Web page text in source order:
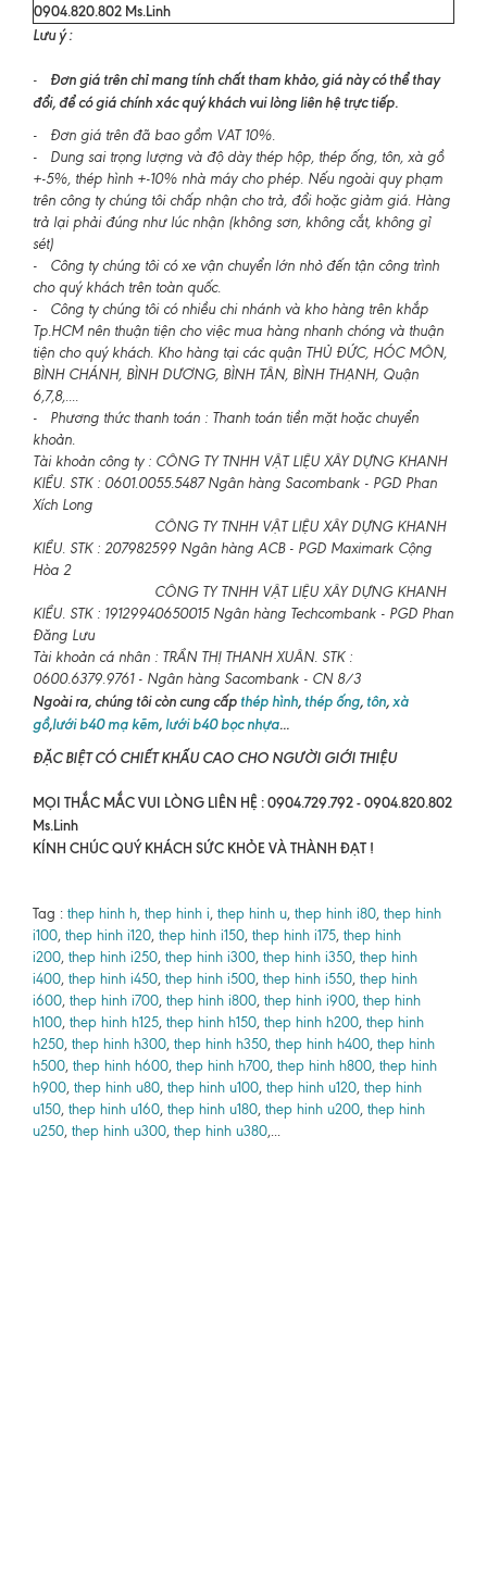
0904.820.802 Ms.Linh
Lưu ý :
- Đơn giá trên chỉ mang tính chất tham khảo, giá này có thể thay
đổi, để có giá chính xác quý khách vui lòng liên hệ trực tiếp.
- Đơn giá trên đã bao gồm VAT 10%.
- Dung sai trọng lượng và độ dày thép hộp, thép ống, tôn, xà gồ
+-5%, thép hình +-10% nhà máy cho phép. Nếu ngoài quy phạm
trên công ty chúng tôi chấp nhận cho trả, đổi hoặc giảm giá. Hàng
trả lại phải đúng như lúc nhận (không sơn, không cắt, không gỉ
sét)
- Công ty chúng tôi có xe vận chuyển lớn nhỏ đến tận công trình
cho quý khách trên toàn quốc.
- Công ty chúng tôi có nhiều chi nhánh và kho hàng trên khắp
Tp.HCM nên thuận tiện cho việc mua hàng nhanh chóng và thuận
tiện cho quý khách. Kho hàng tại các quận THỦ ĐỨC, HÓC MÔN,
BÌNH CHÁNH, BÌNH DƯƠNG, BÌNH TÂN, BÌNH THẠNH, Quận
6,7,8,....
- Phương thức thanh toán : Thanh toán tiền mặt hoặc chuyển
khoản.
Tài khoản công ty : CÔNG TY TNHH VẬT LIỆU XÂY DỰNG KHANH
KIỀU. STK : 0601.0055.5487 Ngân hàng Sacombank - PGD Phan
Xích Long
CÔNG TY TNHH VẬT LIỆU XÂY DỰNG KHANH
KIỀU. STK : 207982599 Ngân hàng ACB - PGD Maximark Cộng
Hòa 2
CÔNG TY TNHH VẬT LIỆU XÂY DỰNG KHANH
KIỀU. STK : 19129940650015 Ngân hàng Techcombank - PGD Phan
Đăng Lưu
Tài khoản cá nhân : TRẦN THỊ THANH XUÂN. STK :
0600.6379.9761 - Ngân hàng Sacombank - CN 8/3
Ngoài ra, chúng tôi còn cung cấp thép hình, thép ống, tôn, xà
gồ,lưới b40 mạ kẽm, lưới b40 bọc nhựa...
ĐẶC BIỆT CÓ CHIẾT KHẤU CAO CHO NGƯỜI GIỚI THIỆU
MỌI THẮC MẮC VUI LÒNG LIÊN HỆ : 0904.729.792 - 0904.820.802
Ms.Linh
KÍNH CHÚC QUÝ KHÁCH SỨC KHỎE VÀ THÀNH ĐẠT !
Tag : thep hinh h, thep hinh i, thep hinh u, thep hinh i80, thep hinh
i100, thep hinh i120, thep hinh i150, thep hinh i175, thep hinh
i200, thep hinh i250, thep hinh i300, thep hinh i350, thep hinh
i400, thep hinh i450, thep hinh i500, thep hinh i550, thep hinh
i600, thep hinh i700, thep hinh i800, thep hinh i900, thep hinh
h100, thep hinh h125, thep hinh h150, thep hinh h200, thep hinh
h250, thep hinh h300, thep hinh h350, thep hinh h400, thep hinh
h500, thep hinh h600, thep hinh h700, thep hinh h800, thep hinh
h900, thep hinh u80, thep hinh u100, thep hinh u120, thep hinh
u150, thep hinh u160, thep hinh u180, thep hinh u200, thep hinh
u250, thep hinh u300, thep hinh u380,...